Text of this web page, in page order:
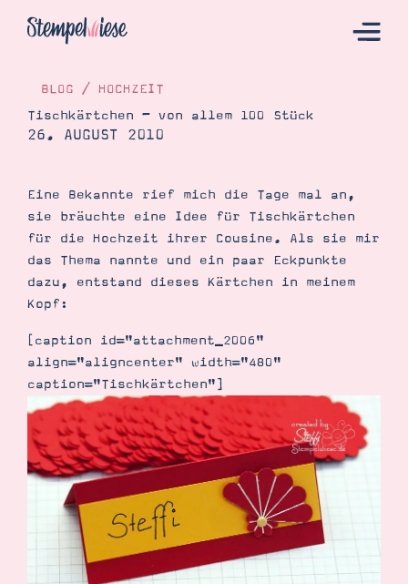
Katalog
Bestellen
Kontakt
Angebote
Demonstrator werden
Blog
Gutscheine
Produkte erklärt
Über mich
Über Stampin’ Up!
BLOG / HOCHZEIT
Tischkärtchen – von allem 100 Stück
26. AUGUST 2010
Eine Bekannte rief mich die Tage mal an,
sie bräuchte eine Idee für Tischkärtchen
für die Hochzeit ihrer Cousine. Als sie mir
das Thema nannte und ein paar Eckpunkte
dazu, entstand dieses Kärtchen in meinem
Kopf:
[caption id="attachment_2006"
align="aligncenter" width="480"
caption="Tischkärtchen"]